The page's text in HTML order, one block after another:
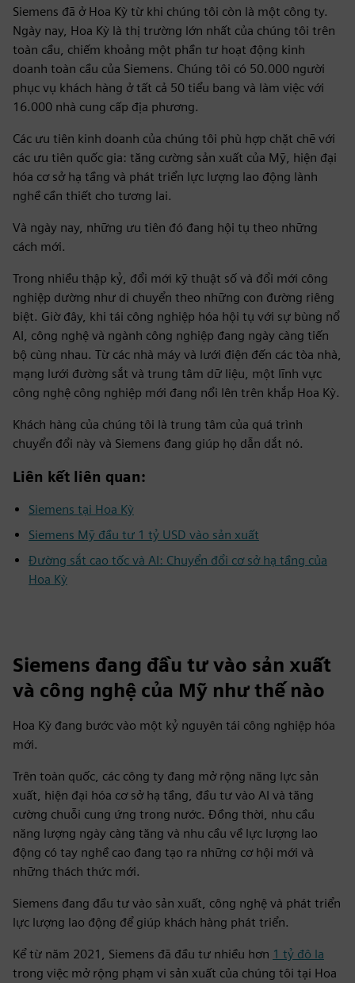
Siemens đã ở Hoa Kỳ từ khi chúng tôi còn là một công ty.
Ngày nay, Hoa Kỳ là thị trường lớn nhất của chúng tôi trên
toàn cầu, chiếm khoảng một phần tư hoạt động kinh
doanh toàn cầu của Siemens. Chúng tôi có 50.000 người
phục vụ khách hàng ở tất cả 50 tiểu bang và làm việc với
16.000 nhà cung cấp địa phương.
Các ưu tiên kinh doanh của chúng tôi phù hợp chặt chẽ với
các ưu tiên quốc gia: tăng cường sản xuất của Mỹ, hiện đại
hóa cơ sở hạ tầng và phát triển lực lượng lao động lành
nghề cần thiết cho tương lai.
Và ngày nay, những ưu tiên đó đang hội tụ theo những
cách mới.
Trong nhiều thập kỷ, đổi mới kỹ thuật số và đổi mới công
nghiệp dường như di chuyển theo những con đường riêng
biệt. Giờ đây, khi tái công nghiệp hóa hội tụ với sự bùng nổ
AI, công nghệ và ngành công nghiệp đang ngày càng tiến
bộ cùng nhau. Từ các nhà máy và lưới điện đến các tòa nhà,
mạng lưới đường sắt và trung tâm dữ liệu, một lĩnh vực
công nghệ công nghiệp mới đang nổi lên trên khắp Hoa Kỳ.
Khách hàng của chúng tôi là trung tâm của quá trình
chuyển đổi này và Siemens đang giúp họ dẫn dắt nó.
Liên kết liên quan:
Siemens tại Hoa Kỳ
Siemens Mỹ đầu tư 1 tỷ USD vào sản xuất
Đường sắt cao tốc và AI: Chuyển đổi cơ sở hạ tầng của
Hoa Kỳ
Siemens đang đầu tư vào sản xuất
và công nghệ của Mỹ như thế nào
Hoa Kỳ đang bước vào một kỷ nguyên tái công nghiệp hóa
mới.
Trên toàn quốc, các công ty đang mở rộng năng lực sản
xuất, hiện đại hóa cơ sở hạ tầng, đầu tư vào AI và tăng
cường chuỗi cung ứng trong nước. Đồng thời, nhu cầu
năng lượng ngày càng tăng và nhu cầu về lực lượng lao
động có tay nghề cao đang tạo ra những cơ hội mới và
những thách thức mới.
Siemens đang đầu tư vào sản xuất, công nghệ và phát triển
lực lượng lao động để giúp khách hàng phát triển.
Kể từ năm 2021, Siemens đã đầu tư nhiều hơn 1 tỷ đô la
trong việc mở rộng phạm vi sản xuất của chúng tôi tại Hoa